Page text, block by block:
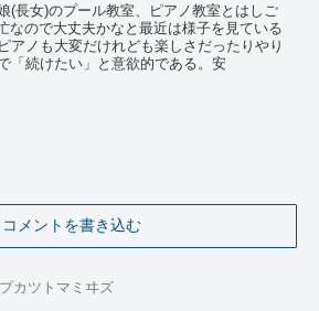
(長女)のプール教室、ピアノ教室とはしご
なので大丈夫かなと最近は様子を見ている
アノも大変だけれども楽しさだったりやり
「続けたい」と意欲的である。安
コメントを書き込む
カツトマミヰズ